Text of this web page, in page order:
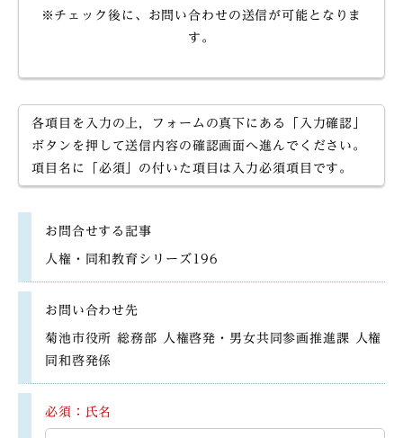
※チェック後に、お問い合わせの送信が可能となりま
す。
各項目を入力の上，フォームの真下にある「入力確認」
ボタンを押して送信内容の確認画面へ進んでください。
項目名に「必須」の付いた項目は入力必須項目です。
お問合せする記事
人権・同和教育シリーズ196
お問い合わせ先
菊池市役所 総務部 人権啓発・男女共同参画推進課 人権
同和啓発係
必須：氏名